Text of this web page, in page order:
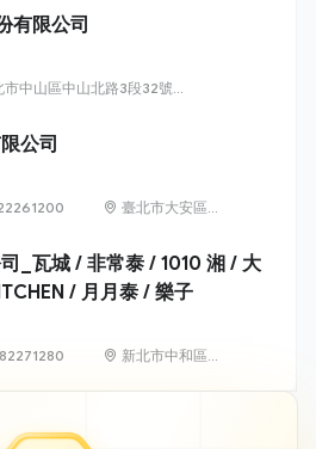
有限公司
市中山區中山北路3段32號6
公司
臺北市大安區信
至4樓、194號1
至4樓
_瓦城 / 非常泰 / 1010 湘 / 大
/ 月月泰 / 樂子
新北市中和區建